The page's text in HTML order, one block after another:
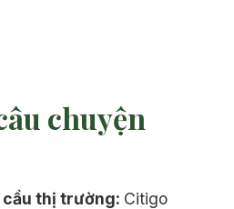
chuyện
thị trường: Citigo